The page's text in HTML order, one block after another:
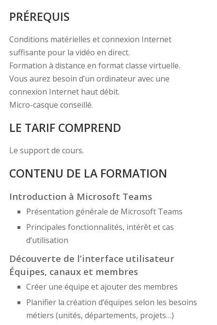
PRÉREQUIS
Conditions matérielles et connexion Internet
suffisante pour la vidéo en direct.
Formation à distance en format classe virtuelle.
Vous aurez besoin d’un ordinateur avec une
connexion Internet haut débit.
Micro-casque conseillé.
LE TARIF COMPREND
Le support de cours.
CONTENU DE LA FORMATION
Introduction à Microsoft Teams
Présentation générale de Microsoft Teams
Principales fonctionnalités, intérêt et cas
d’utilisation
Découverte de l’interface utilisateur
Équipes, canaux et membres
Créer une équipe et ajouter des membres
Planifier la création d’équipes selon les besoins
métiers (unités, départements, projets…)